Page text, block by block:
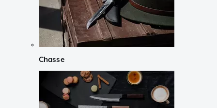
Chasse